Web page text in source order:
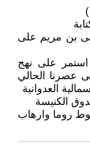
بن مريم على
استمر على نهج
عصرنا الحالي
العدوانية
الكنيسة
روما وارهاب